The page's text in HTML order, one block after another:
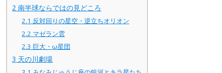
2 南半球ならではの見どころ
2.1 反対回りの星空・逆立ちオリオン
2.2 マゼラン雲
2.3 巨大・ω星団
3 天の川劇場